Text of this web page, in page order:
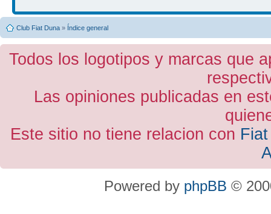
Club Fiat Duna » Índice general
Todos los logotipos y marcas que
Las opiniones publicadas en
Este sitio no tiene relacion con
Powered by phpBB ©